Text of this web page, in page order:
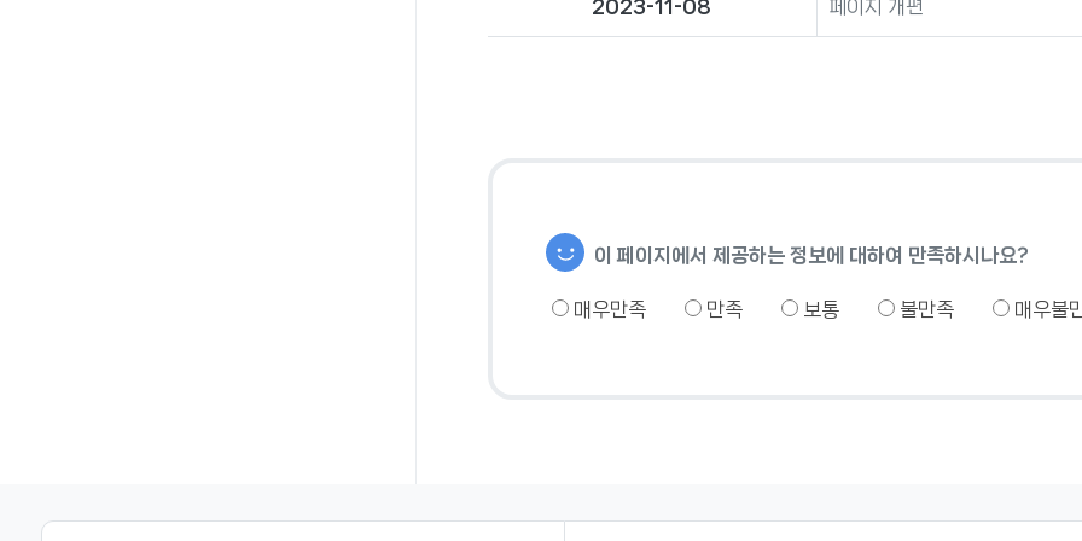
2023-11-08 페이지 개편
이 페이지에서 제공하는 정보에 대하여 만족하시나요?
매우만족 만족 보통 불만족 매우불